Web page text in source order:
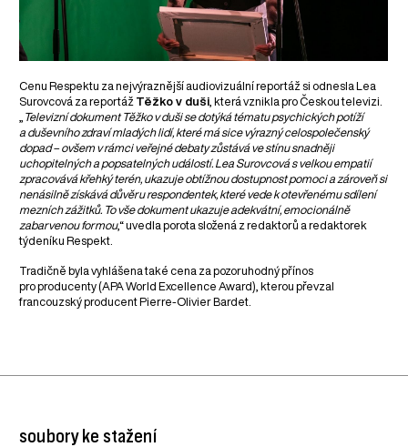
Cenu Respektu za nejvýraznější audiovizuální reportáž si odnesla Lea
Surovcová za reportáž Těžko v duši , která vznikla pro Českou televizi.
Televizní dokument Těžko v duši se dotýká tématu psychických potíží
a duševního zdraví mladých lidí, které má sice výrazný celospolečenský
dopad – ovšem v rámci veřejné debaty zůstává ve stínu snadněji
uchopitelných a popsatelných událostí. Lea Surovcová s velkou empatií
zpracovává křehký terén, ukazuje obtížnou dostupnost pomoci a zároveň si
nenásilně získává důvěru respondentek, které vede k otevřenému sdílení
mezních zážitků. To vše dokument ukazuje adekvátní, emocionálně
zabarvenou formou,“ uvedla porota složená z redaktorů a redaktorek
týdeníku Respekt.
Tradičně byla vyhlášena také cena za pozoruhodný přínos
pro producenty (APA World Excellence Award), kterou převzal
francouzský producent Pierre-Olivier Bardet.
soubory ke stažení